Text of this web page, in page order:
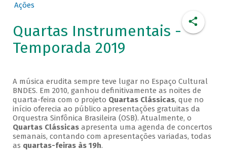
Ações
Quartas Instrumentais -
Temporada 2019
A música erudita sempre teve lugar no Espaço Cultural
BNDES. Em 2010, ganhou definitivamente as noites de
quarta-feira com o projeto Quartas Clássicas, que no
início oferecia ao público apresentações gratuitas da
Orquestra Sinfônica Brasileira (OSB). Atualmente, o
Quartas Clássicasapresenta uma agenda de concertos
semanais, contando com apresentações variadas, todas
as quartas-feiras às 19h.